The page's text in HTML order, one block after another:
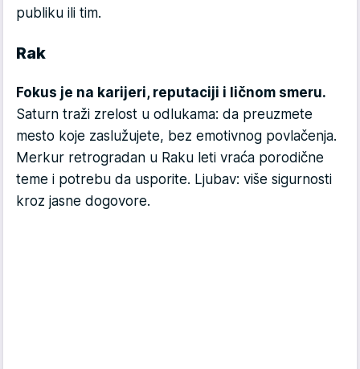
publiku ili tim.
Rak
Fokus je na karijeri, reputaciji i ličnom smeru.
Saturn traži zrelost u odlukama: da preuzmete
mesto koje zaslužujete, bez emotivnog povlačenja.
Merkur retrogradan u Raku leti vraća porodične
teme i potrebu da usporite. Ljubav: više sigurnosti
kroz jasne dogovore.